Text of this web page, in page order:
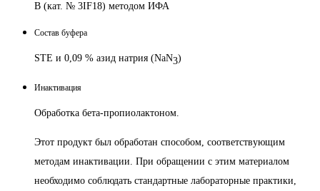
B (кат. № 3IF18) методом ИФА
Состав буфера
STE и 0,09 % азид натрия (NaN3)
Инактивация
Обработка бета-пропиолактоном.
Этот продукт был обработан способом, соответствующим
методам инактивации. При обращении с этим материалом
необходимо соблюдать стандартные лабораторные практики,